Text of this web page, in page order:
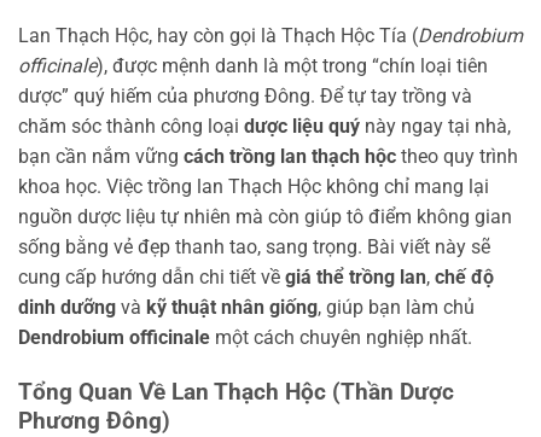
Lan Thạch Hộc, hay còn gọi là Thạch Hộc Tía (Dendrobium
officinale), được mệnh danh là một trong “chín loại tiên
dược” quý hiếm của phương Đông. Để tự tay trồng và
chăm sóc thành công loại dược liệu quý này ngay tại nhà,
bạn cần nắm vững cách trồng lan thạch hộc theo quy trình
khoa học. Việc trồng lan Thạch Hộc không chỉ mang lại
nguồn dược liệu tự nhiên mà còn giúp tô điểm không gian
sống bằng vẻ đẹp thanh tao, sang trọng. Bài viết này sẽ
cung cấp hướng dẫn chi tiết về giá thể trồng lan, chế độ
dinh dưỡng và kỹ thuật nhân giống, giúp bạn làm chủ
Dendrobium officinale một cách chuyên nghiệp nhất.
Tổng Quan Về Lan Thạch Hộc (Thần Dược
Phương Đông)